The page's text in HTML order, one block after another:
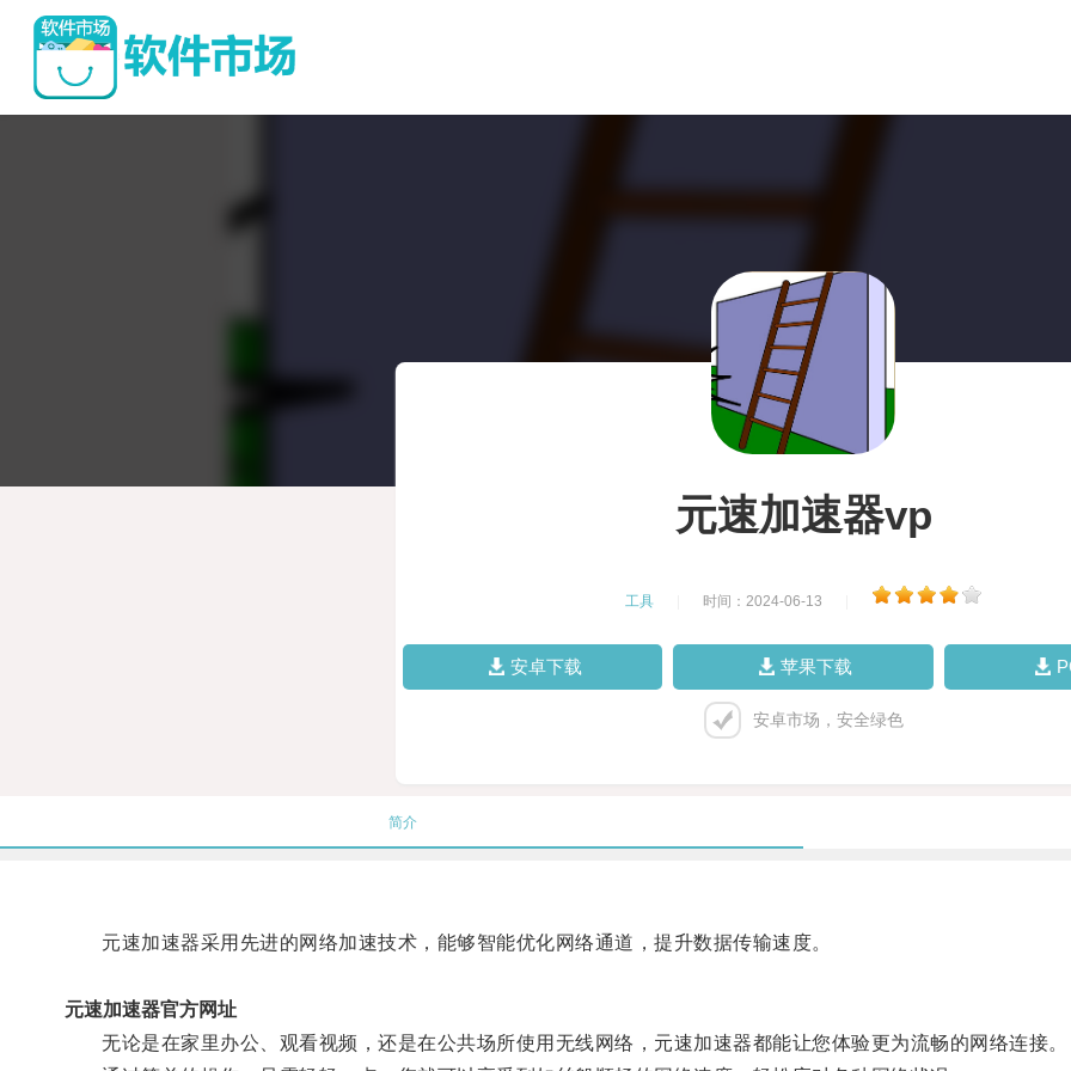
元速加速器vp
工具 时间：2024-06-13
安卓下载 苹果下载
安卓市场，安全绿色
简介
元速加速器采用先进的网络加速技术，能够智能优化网络通道，提升数据传输速度。
元速加速器官方网址
无论是在家里办公、观看视频，还是在公共场所使用无线网络，元速加速器都能让您体验更为流畅的网络连接。